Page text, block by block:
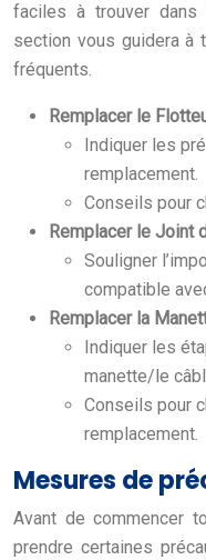
faciles à trouver dans
section vous guidera à
fréquents.
Remplacer le
Indiquer les
remplacement.
Conseils pour
Remplacer le Joint
Souligner
compatible
Remplacer la
Indiquer les
manette/le
Conseils pour
remplacement.
Mesures de
Avant de commencer
prendre certaines